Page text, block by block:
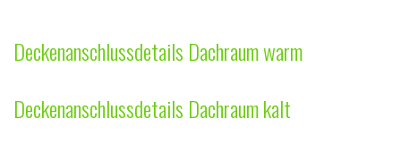
Deckenanschlussdetails Dachraum warm
Deckenanschlussdetails Dachraum kalt